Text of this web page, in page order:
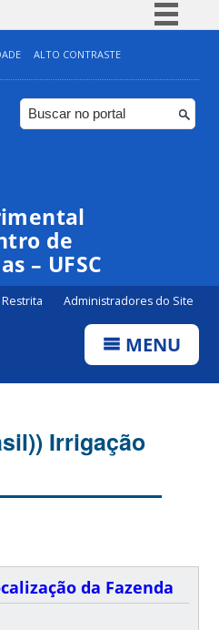
Simplifique!
Comunica BR
Participe
ALTO CONTRASTE
de
– UFSC
Administradores do Site
MENU
Irrigação
da Fazenda